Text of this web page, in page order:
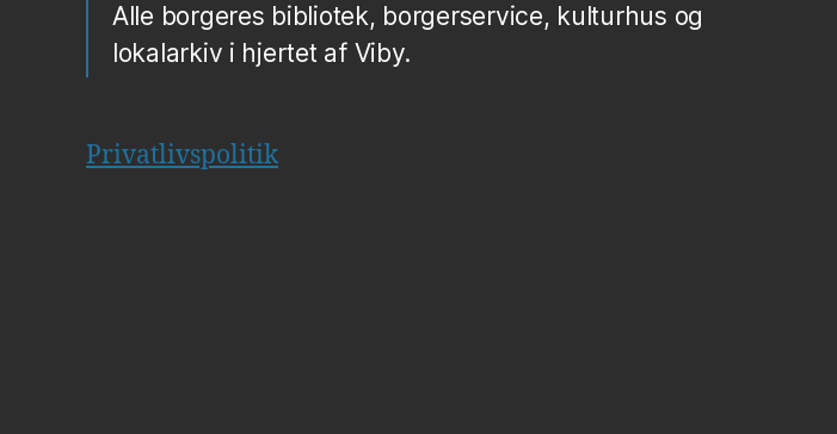
Alle borgeres bibliotek, borgerservice, kulturhus og
lokalarkiv i hjertet af Viby.
Privatlivspolitik